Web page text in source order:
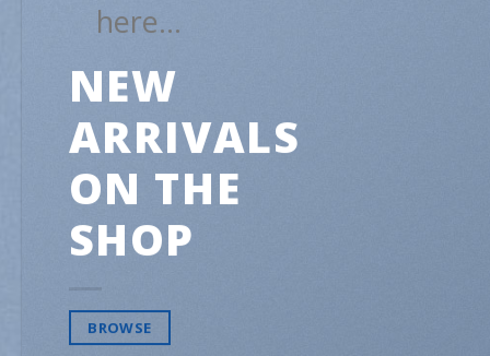
here…
NEW
ARRIVALS
ON THE
SHOP
BROWSE